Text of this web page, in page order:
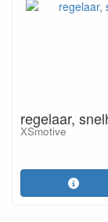
regelaar,
XSmotive